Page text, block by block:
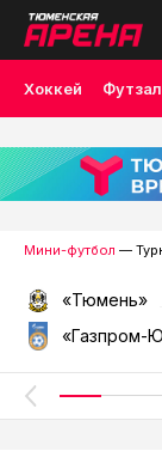
Хоккей Футзал
Лыжные гонки
Скалолазание
Мини-футбол —
«Тюмень»
«Газпром-